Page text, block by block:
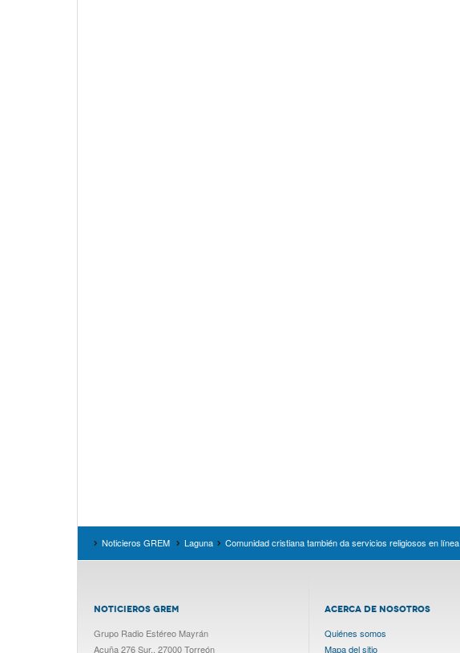
Noticieros GREM Laguna Comunidad cristiana también da servicios religiosos en línea
NOTICIEROS GREM
Grupo Radio Estéreo Mayrán
Acuña 276 Sur., 27000 Torreón
ACERCA DE NOSOTROS
Quiénes somos
Mapa del sitio